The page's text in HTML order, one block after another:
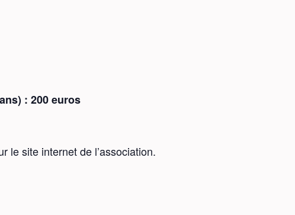
: 200 euros
le site internet de l’association.